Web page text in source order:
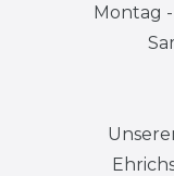
Montag